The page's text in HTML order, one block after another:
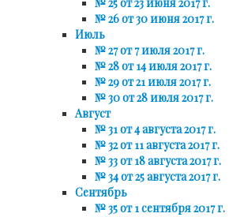
№ 26 от 30 июня 2017 г.
Июль
№ 27 от 7 июля 2017 г.
№ 28 от 14 июля 2017 г.
№ 29 от 21 июля 2017 г.
№ 30 от 28 июля 2017 г.
Август
№ 31 от 4 августа 2017 г.
№ 32 от 11 августа 2017 г.
№ 33 от 18 августа 2017 г.
№ 34 от 25 августа 2017 г.
Сентябрь
№ 35 от 1 сентября 2017 г.